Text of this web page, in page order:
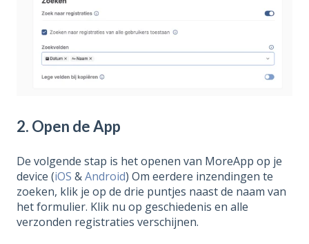
2. Open de App
De volgende stap is het openen van MoreApp op je
device (iOS &Android) Om eerdere inzendingen te
zoeken, klik je op de drie puntjes naast de naam van
het formulier. Klik nu op geschiedenis en alle
verzonden registraties verschijnen.